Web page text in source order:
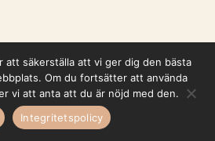
att säkerställa att vi ger dig den bästa
Om du fortsätter att använda
vi att anta att du är nöjd med den.
Integritetspolicy